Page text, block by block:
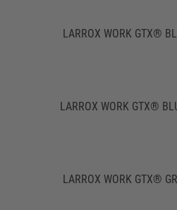
LARROX WORK GTX®
LARROX WORK GTX®
LARROX WORK GTX®